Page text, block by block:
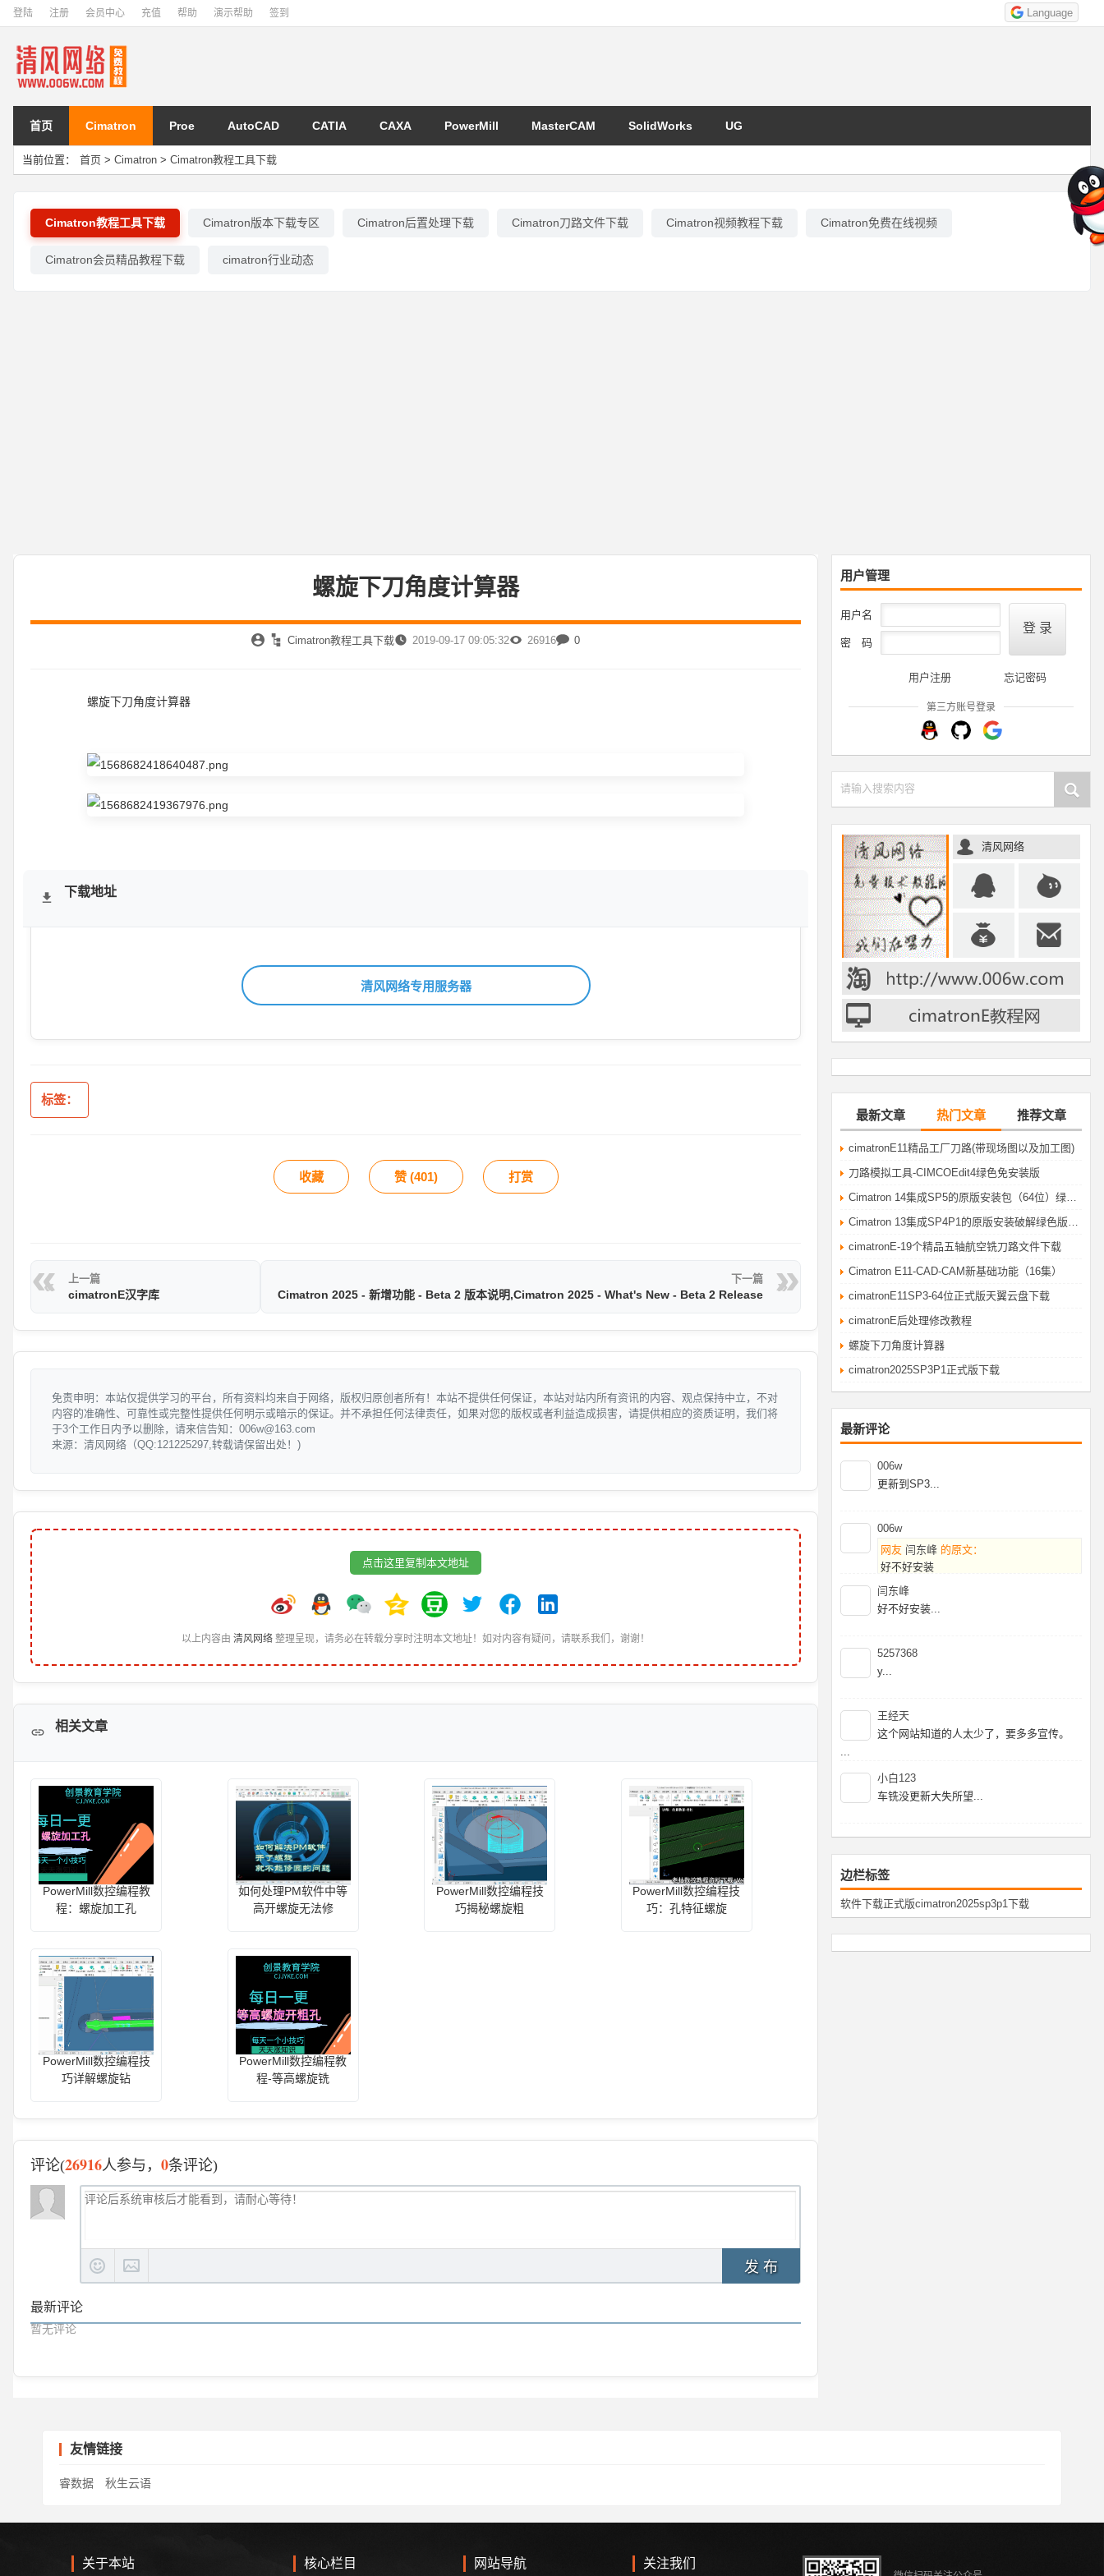
登陆 注册 会员中心 充值 帮助 演示帮助 签到 Language
首页 Cimatron Proe AutoCAD CATIA CAXA PowerMill MasterCAM SolidWorks UG
当前位置： 首页 > Cimatron > Cimatron教程工具下载
Cimatron教程工具下载 Cimatron版本下载专区 Cimatron后置处理下载 Cimatron刀路文件下载 Cimatron视频教程下载 Cimatron免费在线视频
Cimatron会员精品教程下载 cimatron行业动态
用户管理
用户名
密 码
用户注册 忘记密码
第三方账号登录
请输入搜索内容
清风网络
最新文章 热门文章 推荐文章
cimatronE11精品工厂刀路(带现场图以及加工图)
刀路模拟工具-CIMCOEdit4绿色免安装版
cimatronE-19个精品五轴航空铣刀路文件下载
Cimatron E11-CAD-CAM新基础功能（16集）
cimatronE11SP3-64位正式版天翼云盘下载
cimatronE后处理修改教程
螺旋下刀角度计算器
cimatron2025SP3P1正式版下载
最新评论
006w
更新到SP3...
006w
网友 闫东峰 的原文：
好不好安装
暂时没有好的破姐，建议2025在等等...
闫东峰
好不好安装...
5257368
y...
王经天
这个网站知道的人太少了，要多多宣传。
...
小白123
车铣没更新大失所望...
边栏标签
软件下载正式版cimatron2025sp3p1下载
螺旋下刀角度计算器
Cimatron教程工具下载 2019-09-17 09:05:32 26916 0
螺旋下刀角度计算器
下载地址
清风网络专用服务器
标签：
收藏 赞 (401) 打赏
上一篇
cimatronE汉字库
下一篇
Cimatron 2025 - 新增功能 - Beta 2 版本说明,Cimatron 2025 - What's New - Beta 2 Release
免责申明：本站仅提供学习的平台，所有资料均来自于网络，版权归原创者所有！本站不提供任何保证，本站对站内所有资讯的内容、观点保持中立，不对
内容的准确性、可靠性或完整性提供任何明示或暗示的保证。并不承担任何法律责任，如果对您的版权或者利益造成损害，请提供相应的资质证明，我们将
于3个工作日内予以删除，请来信告知：006w@163.com
来源：清风网络（QQ:121225297,转载请保留出处！)
点击这里复制本文地址
以上内容由 清风网络 整理呈现，请务必在转载分享时注明本文地址！如对内容有疑问，请联系我们，谢谢！
相关文章
PowerMill数控编程教
程：螺旋加工孔
如何处理PM软件中等
高开螺旋无法修
PowerMill数控编程技
巧揭秘螺旋粗
PowerMill数控编程技
巧：孔特征螺旋
PowerMill数控编程技
巧详解螺旋钻
PowerMill数控编程教
程-等高螺旋铣
评论(26916人参与， 0条评论)
发 布
最新评论
暂无评论
友情链接
睿数据 秋生云语
关于本站 核心栏目 网站导航 关注我们